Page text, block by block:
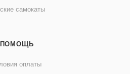
самокаты
ПОМОЩЬ
оплаты